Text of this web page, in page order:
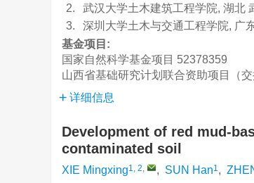
2.
武汉大学土木建筑工程学院, 湖北
3.
深圳大学土木与交通工程学院, 广
基金项目:
国家自然科学基金项目 52378359
山西省基础研究计划联合资助项目（交
详细信息
Development of red mud-
contaminated soil
XIE Mingxing1, 2, , SUN Han1,